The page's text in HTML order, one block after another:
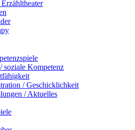
soziale Kompetenz
/ Geschicklichkeit
/ Aktuelles